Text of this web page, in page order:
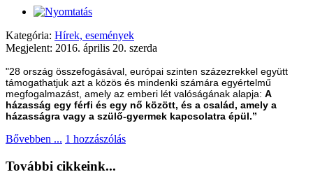
Kategória: Hírek, események
Megjelent: 2016. április 20. szerda
"28 ország összefogásával, európai szinten százezrekkel együtt
támogathatjuk azt a közös és mindenki számára egyértelmű
megfogalmazást, amely az emberi lét valóságának alapja: A
házasság egy férfi és egy nő között, és a család, amely a
házasságra vagy a szülő-gyermek kapcsolatra épül.”
Bővebben ... 1 hozzászólás
További cikkeink...